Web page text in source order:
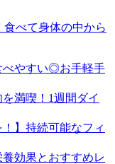
食べて身体の中から
べやすい◎お手軽手
満喫！1週間ダイ
】持続可能なフィ
効果とおすすめレ